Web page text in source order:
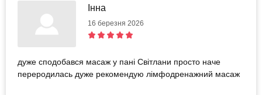
Інна
16 березня 2026
дуже сподобався масаж у пані Світлани просто наче
переродилась дуже рекомендую лімфодренажний масаж